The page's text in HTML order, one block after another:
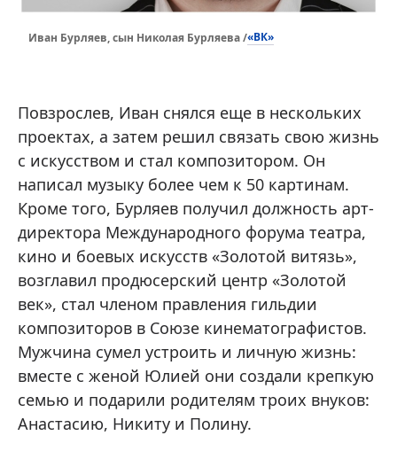
Иван Бурляев, сын Николая Бурляева /«ВК»
Повзрослев, Иван снялся еще в нескольких
проектах, а затем решил связать свою жизнь
с искусством и стал композитором. Он
написал музыку более чем к 50 картинам.
Кроме того, Бурляев получил должность арт-
директора Международного форума театра,
кино и боевых искусств «Золотой витязь»,
возглавил продюсерский центр «Золотой
век», стал членом правления гильдии
композиторов в Союзе кинематографистов.
Мужчина сумел устроить и личную жизнь:
вместе с женой Юлией они создали крепкую
семью и подарили родителям троих внуков:
Анастасию, Никиту и Полину.